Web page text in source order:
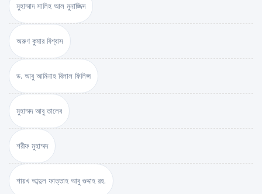
মুহাম্মাদ সালিহ আল মুনাজ্জিদ
অরুণ কুমার বিশ্বাস
ড. আবু আমিনাহ বিলাল ফিলিপ্স
মুহাম্মদ আবু তালেব
শরীফ মুহাম্মদ
শায়খ আব্দুল ফাত্তাহ আবু গুদ্দাহ রহ.